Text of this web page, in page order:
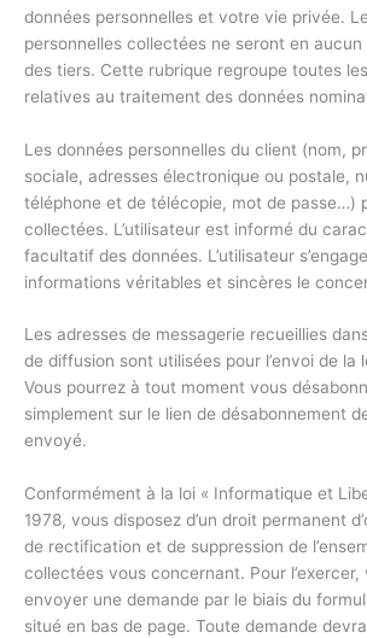
données personnelles et votre vie privée.
personnelles collectées ne seront en
des tiers. Cette rubrique regroupe toutes
relatives au traitement des données
Les données personnelles du client (nom,
sociale, adresses électronique ou postale,
téléphone et de télécopie, mot de passe…)
collectées. L’utilisateur est informé du
facultatif des données. L’utilisateur
informations véritables et sincères le
Les adresses de messagerie recueillies
de diffusion sont utilisées pour l’envoi de la
Vous pourrez à tout moment vous
simplement sur le lien de désabonnement
envoyé.
Conformément à la loi « Informatique et
1978, vous disposez d’un droit permanent
de rectification et de suppression de
collectées vous concernant. Pour l’exercer,
envoyer une demande par le biais du
situé en bas de page. Toute demande